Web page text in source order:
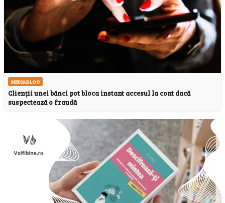
MEDIABLOG
Clienții unei bănci pot bloca instant accesul la cont dacă
suspectează o fraudă